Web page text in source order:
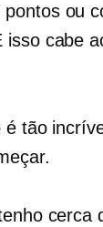
ou
isso cabe
é tão
cerca